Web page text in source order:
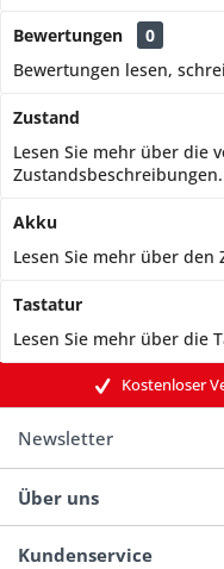
Bewertungen
0
Bewertungen lesen,
Zustand
Lesen Sie mehr über die
Akku
Lesen Sie mehr über den
Tastatur
Lesen Sie mehr über die
Kostenloser
Newsletter
Über uns
Kundenservice